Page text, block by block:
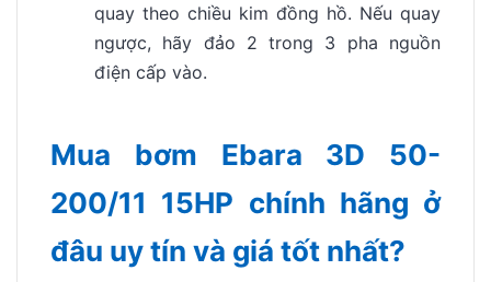
quay theo chiều kim đồng hồ. Nếu quay
ngược, hãy đảo 2 trong 3 pha nguồn
điện cấp vào.
Mua bơm Ebara 3D 50-
200/11 15HP chính hãng ở
đâu uy tín và giá tốt nhất?